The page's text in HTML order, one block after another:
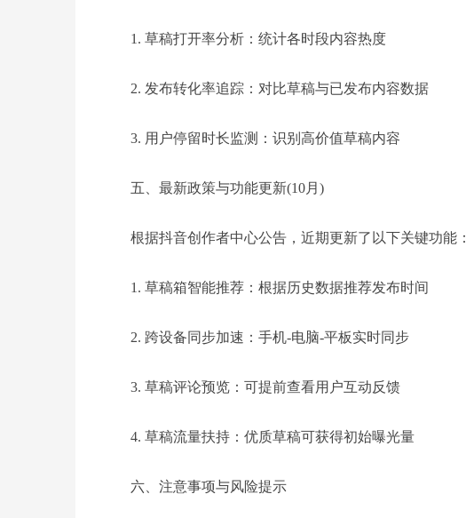
1. 草稿打开率分析：统计各时段内容热度
2. 发布转化率追踪：对比草稿与已发布内容数据
3. 用户停留时长监测：识别高价值草稿内容
五、最新政策与功能更新(10月)
根据抖音创作者中心公告，近期更新了以下关键功能：
1. 草稿箱智能推荐：根据历史数据推荐发布时间
2. 跨设备同步加速：手机-电脑-平板实时同步
3. 草稿评论预览：可提前查看用户互动反馈
4. 草稿流量扶持：优质草稿可获得初始曝光量
六、注意事项与风险提示